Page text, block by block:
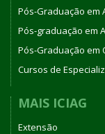
Pós-Graduação em
Pós-graduação em
Pós-Graduação em
Cursos de
MAIS ICIAG
Extensão